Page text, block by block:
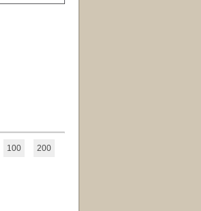
100 200